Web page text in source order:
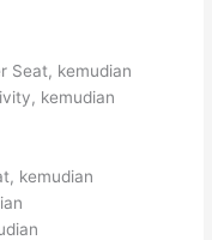
Seat, kemudian
kemudian
kemudian